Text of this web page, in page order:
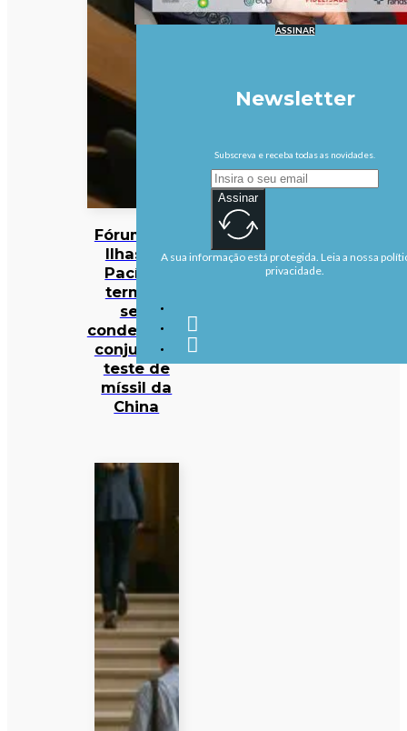
Fórum das
Ilhas do
Pacífico
termina
sem
condenação
conjunta a
teste de
míssil da
China
ASSINAR
Newsletter
Subscreva e receba todas as novidades.
Assinar
A sua informação está protegida. Leia a nossa
privacidade.